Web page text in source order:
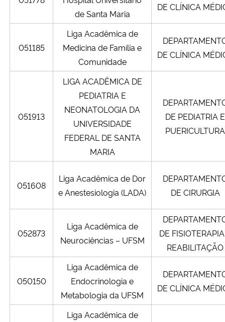
de Santa Maria
DE CLÍNICA
051185
Liga Acadêmica de
Medicina de Família e
Comunidade
DE CLÍNICA
051913
LIGA ACADÊMICA DE
PEDIATRIA E
NEONATOLOGIA DA
UNIVERSIDADE
FEDERAL DE SANTA
MARIA
DE PEDIATRIA E
PUERICULTURA
051608
Liga Acadêmica de Dor
e Anestesiologia (LADA)
DE CIRURGIA
052873
Liga Acadêmica de
Neurociências – UFSM
DE
REABILITAÇÃO
050150
Liga Acadêmica de
Endocrinologia e
Metabologia da UFSM
DE CLÍNICA
Liga Acadêmica de